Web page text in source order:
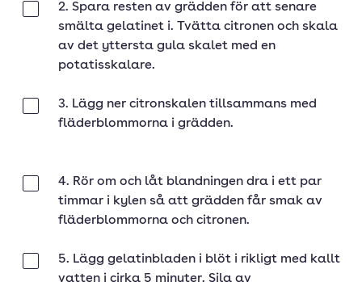
2. Spara resten av grädden för att senare
smälta gelatinet i. Tvätta citronen och skala
av det yttersta gula skalet med en
potatisskalare.
3. Lägg ner citronskalen tillsammans med
fläderblommorna i grädden.
4. Rör om och låt blandningen dra i ett par
timmar i kylen så att grädden får smak av
fläderblommorna och citronen.
5. Lägg gelatinbladen i blöt i rikligt med kallt
vatten i cirka 5 minuter. Sila av